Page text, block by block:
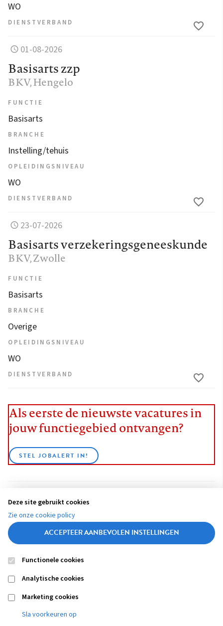
WO
DIENSTVERBAND
01-08-2026
Basisarts zzp
BKV, Hengelo
FUNCTIE
Basisarts
BRANCHE
Instelling/tehuis
OPLEIDINGSNIVEAU
WO
DIENSTVERBAND
23-07-2026
Basisarts verzekeringsgeneeskunde
BKV, Zwolle
FUNCTIE
Basisarts
BRANCHE
Overige
OPLEIDINGSNIVEAU
WO
DIENSTVERBAND
Als eerste de nieuwste vacatures in
jouw functiegebied ontvangen?
STEL JOBALERT IN!
BEKIJK ALLE VACATURES
Footer
navigation
Deze site gebruikt cookies
Zie onze cookie policy
ACCEPTEER AANBEVOLEN INSTELLINGEN
Functionele cookies
Analytische cookies
Marketing cookies
Sla voorkeuren op